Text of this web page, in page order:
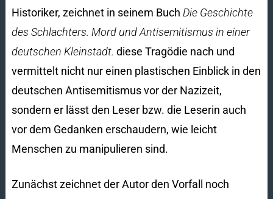
Historiker, zeichnet in seinem Buch Die Geschichte
des Schlachters. Mord und Antisemitismus in einer
deutschen Kleinstadt. diese Tragödie nach und
vermittelt nicht nur einen plastischen Einblick in den
deutschen Antisemitismus vor der Nazizeit,
sondern er lässt den Leser bzw. die Leserin auch
vor dem Gedanken erschaudern, wie leicht
Menschen zu manipulieren sind.
Zunächst zeichnet der Autor den Vorfall noch